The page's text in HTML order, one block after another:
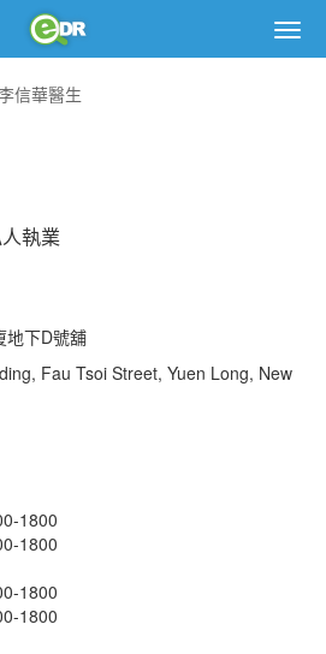
信華醫生
執業
地下D號舖
Fau Tsoi Street, Yuen Long, New
1800
1800
1800
1800